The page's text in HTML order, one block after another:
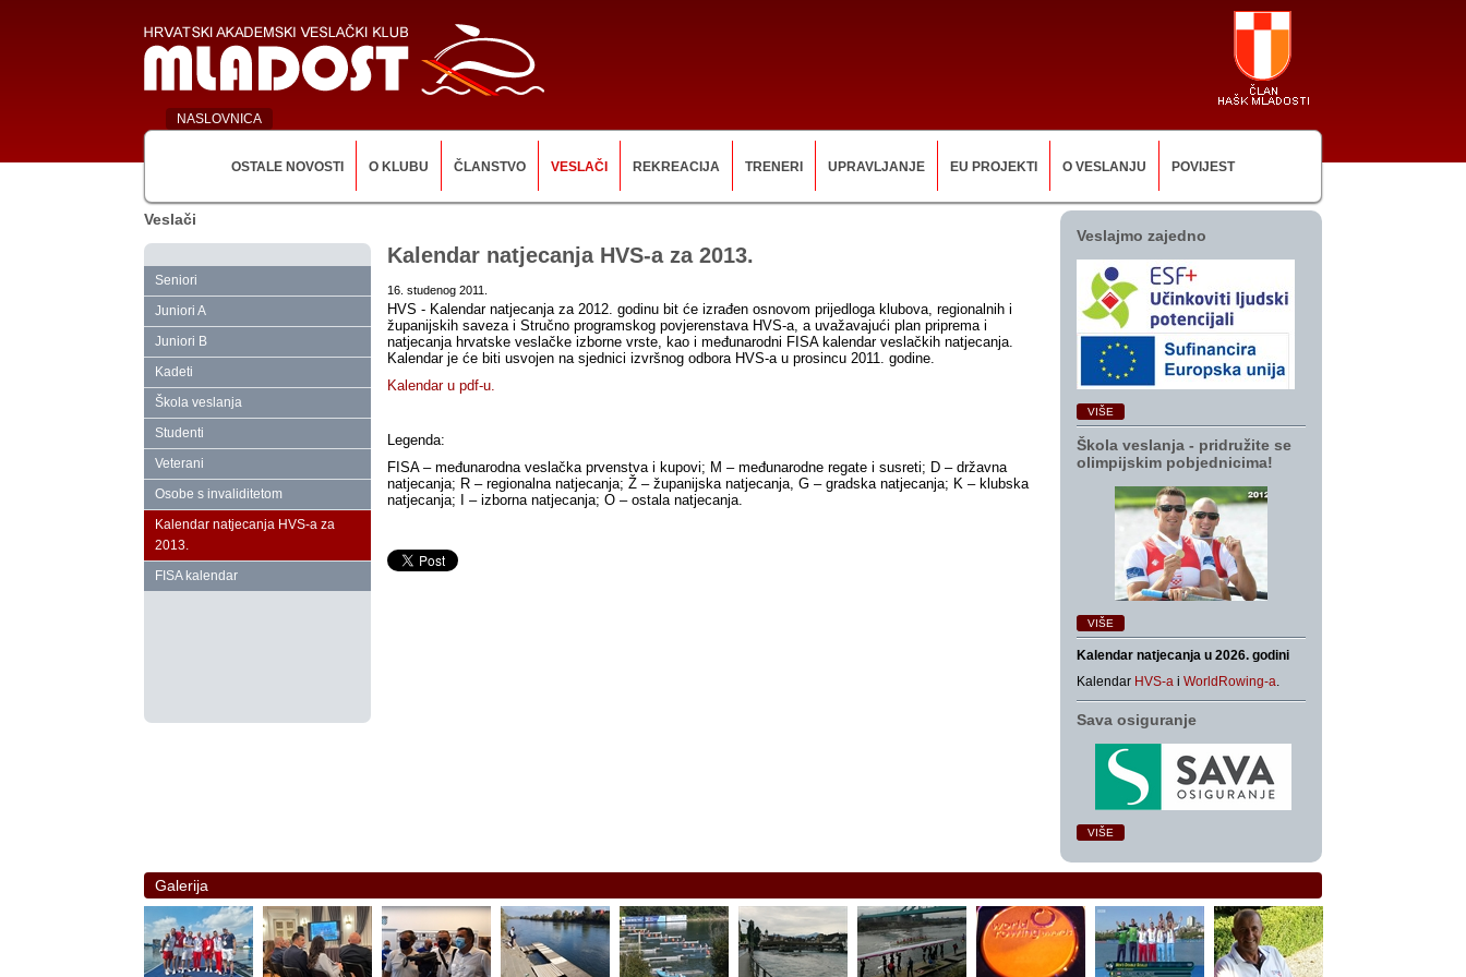
NASLOVNICA
OSTALE NOVOSTI O KLUBU ČLANSTVO VESLAČI REKREACIJA TRENERI UPRAVLJANJE EU PROJEKTI O VESLANJU POVIJEST
Veslači
Seniori
Juniori A
Juniori B
Kadeti
Škola veslanja
Studenti
Veterani
Osobe s invaliditetom
Kalendar natjecanja HVS‑a za
2013.
FISA kalendar
Kalendar natjecanja HVS-a za 2013.
16. studenog 2011.
HVS - Kalendar natjecanja za 2012. godinu bit će izrađen osnovom prijedloga klubova, regionalnih i
županijskih saveza i Stručno programskog povjerenstava HVS-a, a uvažavajući plan priprema i
natjecanja hrvatske veslačke izborne vrste, kao i međunarodni FISA kalendar veslačkih natjecanja.
Kalendar je će biti usvojen na sjednici izvršnog odbora HVS-a u prosincu 2011. godine.
Kalendar u pdf-u.
Legenda:
FISA – međunarodna veslačka prvenstva i kupovi; M – međunarodne regate i susreti; D – državna
natjecanja; R – regionalna natjecanja; Ž – županijska natjecanja, G – gradska natjecanja; K – klubska
natjecanja; I – izborna natjecanja; O – ostala natjecanja.
Veslajmo zajedno
VIŠE
Škola veslanja ‑ pridružite se
olimpijskim pobjednicima!
VIŠE
Kalendar natjecanja u 2026. godini
Kalendar HVS-a i WorldRowing-a.
Sava osiguranje
VIŠE
Galerija